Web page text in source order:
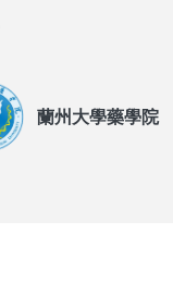
蘭州大學藥學院